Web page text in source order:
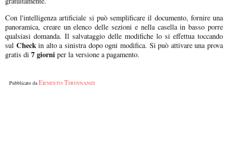
Con l'intelligenza artificiale si può semplificare il documento, fornire una
panoramica, creare un elenco delle sezioni e nella casella in basso porre
qualsiasi domanda. Il salvataggio delle modifiche lo si effettua toccando
sul Checkin alto a sinistra dopo ogni modifica. Si può attivare una prova
gratis di 7 giorni per la versione a pagamento.
Pubblicato daErnesto Tirinnanzi